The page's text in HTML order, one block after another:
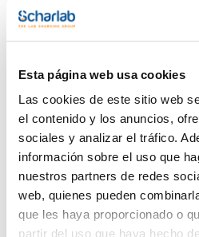
Esta página web usa cookies
Las cookies de este sitio web
el contenido y los anuncios,
sociales y analizar el tráfico.
información sobre el uso que
nuestros partners de redes
web, quienes pueden
que les haya proporcionado o
partir del uso que haya hecho
2,1
Ver stock